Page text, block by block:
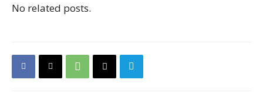
No related posts.